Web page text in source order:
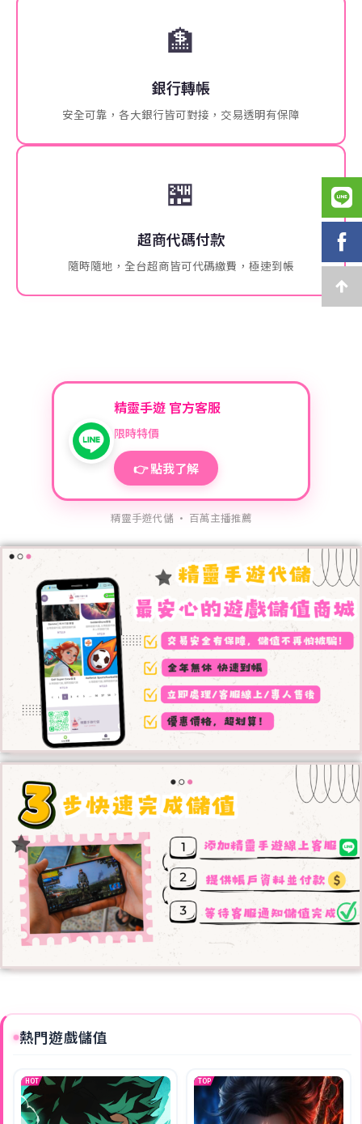
🏦
銀行轉帳
安全可靠，各大銀行皆可對接，交易透明有保障
🏪
超商代碼付款
隨時隨地，全台超商皆可代碼繳費，極速到帳
精靈手遊 官方客服
限時特價
👉 點我了解
精靈手遊代儲 · 百萬主播推薦
熱門遊戲儲值
HOT TOP